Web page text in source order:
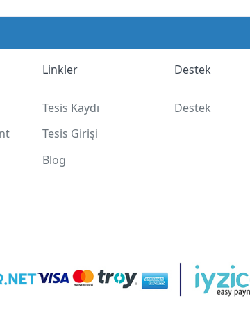
Linkler
Tesis Kaydı
Tesis Girişi
Blog
Destek
Destek